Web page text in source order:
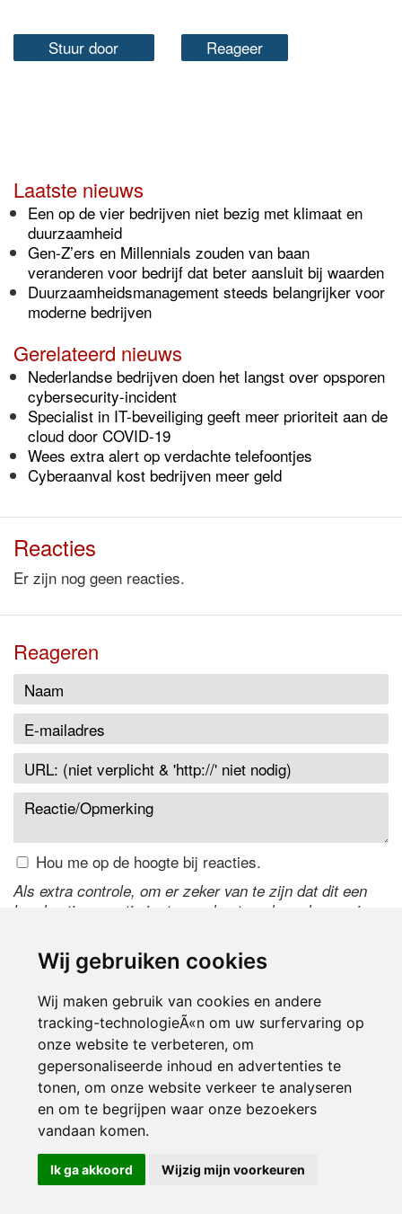
Wij gebruiken cookies
Wij maken gebruik van cookies en andere
tracking-technologieÃ«n om uw surfervaring op
onze website te verbeteren, om
gepersonaliseerde inhoud en advertenties te
tonen, om onze website verkeer te analyseren
en om te begrijpen waar onze bezoekers
vandaan komen.
Ik ga akkoord Wijzig mijn voorkeuren
Stuur door Reageer
Laatste nieuws
Een op de vier bedrijven niet bezig met klimaat en
duurzaamheid
Gen-Z’ers en Millennials zouden van baan
veranderen voor bedrijf dat beter aansluit bij waarden
Duurzaamheidsmanagement steeds belangrijker voor
moderne bedrijven
Gerelateerd nieuws
Nederlandse bedrijven doen het langst over opsporen
cybersecurity-incident
Specialist in IT-beveiliging geeft meer prioriteit aan de
cloud door COVID-19
Wees extra alert op verdachte telefoontjes
Cyberaanval kost bedrijven meer geld
Reacties
Er zijn nog geen reacties.
Reageren
Hou me op de hoogte bij reacties.
Als extra controle, om er zeker van te zijn dat dit een
handmatige reactie is, typ onderstaande code over in
de code te wijzigen.
© 2000-2026 UFE Media:Managersonline.nl|Brisk magazine
Partners:Autowereld.com